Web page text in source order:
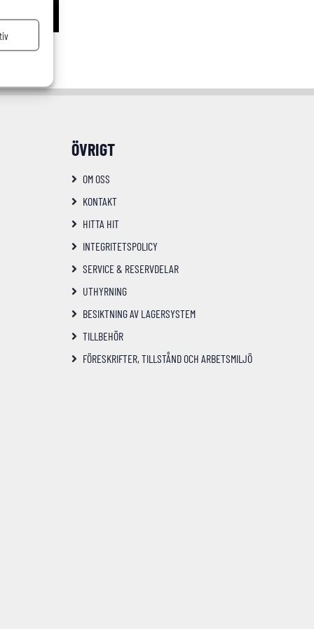
ÖVRIGT
OM OSS
KONTAKT
HITTA HIT
INTEGRITETSPOLICY
SERVICE & RESERVDELAR
UTHYRNING
BESIKTNING AV LAGERSYSTEM
TILLBEHÖR
FÖRESKRIFTER, TILLSTÅND OCH ARBETSMILJÖ